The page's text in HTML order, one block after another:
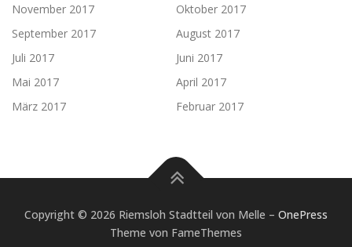
November 2017
Oktober 2017
September 2017
August 2017
Juli 2017
Juni 2017
Mai 2017
April 2017
März 2017
Februar 2017
Copyright © 2026 Riemsloh Stadtteil von Melle – OnePress
Theme von FameThemes